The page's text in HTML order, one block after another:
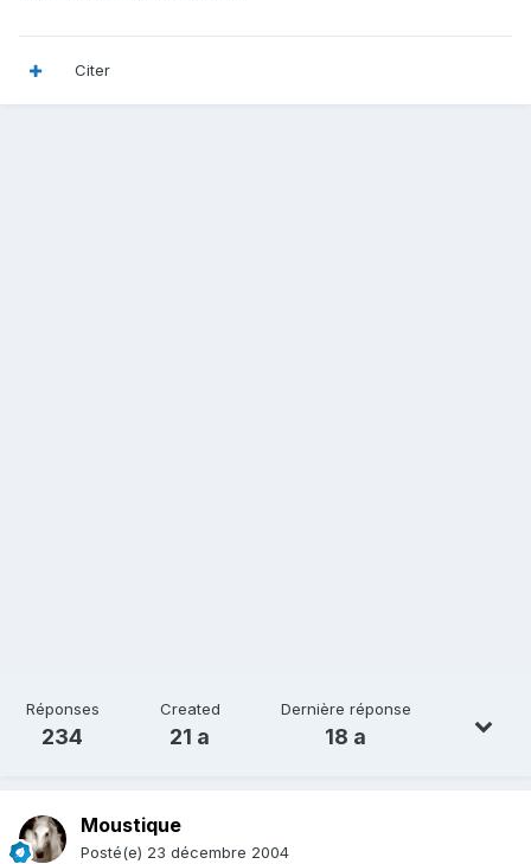
Citer
Réponses
234
Created
21 a
Dernière réponse
18 a
Moustique
Posté(e) 23 décembre 2004